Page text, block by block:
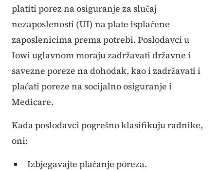
platiti porez na osiguranje za slučaj
nezaposlenosti (UI) na plate isplaćene
zaposlenicima prema potrebi. Poslodavci u
Iowi uglavnom moraju zadržavati državne i
savezne poreze na dohodak, kao i zadržavati i
plaćati poreze na socijalno osiguranje i
Medicare.
Kada poslodavci pogrešno klasifikuju radnike,
oni:
Izbjegavajte plaćanje poreza.